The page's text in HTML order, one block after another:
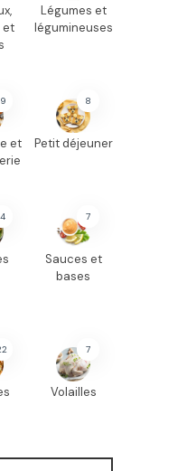
et
Légumes et
légumineuses
et
8
Petit déjeuner
7
Sauces et
bases
7
Volailles